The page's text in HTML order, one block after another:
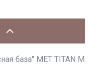
база" MET TITAN M